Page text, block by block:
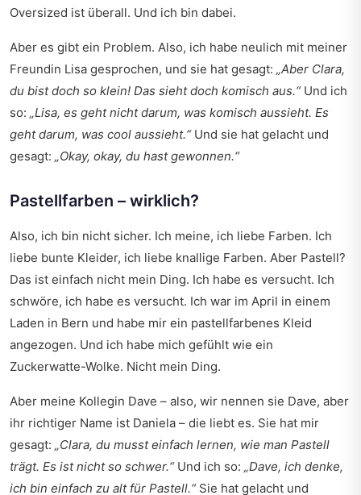
Oversized ist überall. Und ich bin dabei.
Aber es gibt ein Problem. Also, ich habe neulich mit meiner
Freundin Lisa gesprochen, und sie hat gesagt: „Aber Clara,
du bist doch so klein! Das sieht doch komisch aus.“Und ich
so: „Lisa, es geht nicht darum, was komisch aussieht. Es
geht darum, was cool aussieht.“Und sie hat gelacht und
gesagt: „Okay, okay, du hast gewonnen.“
Pastellfarben – wirklich?
Also, ich bin nicht sicher. Ich meine, ich liebe Farben. Ich
liebe bunte Kleider, ich liebe knallige Farben. Aber Pastell?
Das ist einfach nicht mein Ding. Ich habe es versucht. Ich
schwöre, ich habe es versucht. Ich war im April in einem
Laden in Bern und habe mir ein pastellfarbenes Kleid
angezogen. Und ich habe mich gefühlt wie ein
Zuckerwatte-Wolke. Nicht mein Ding.
Aber meine Kollegin Dave – also, wir nennen sie Dave, aber
ihr richtiger Name ist Daniela – die liebt es. Sie hat mir
gesagt: „Clara, du musst einfach lernen, wie man Pastell
trägt. Es ist nicht so schwer.“Und ich so: „Dave, ich denke,
ich bin einfach zu alt für Pastell.“Sie hat gelacht und